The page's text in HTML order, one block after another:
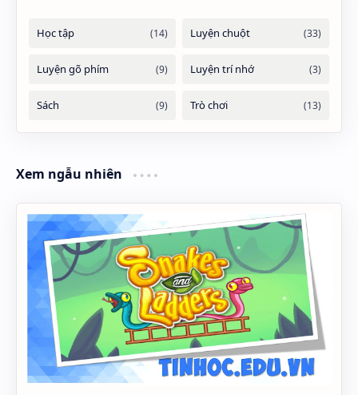
Xem ngẫu nhiên